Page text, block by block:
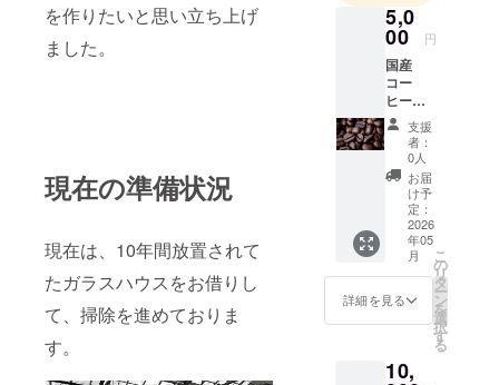
を作りたいと思い立ち上げ
ました。
現在の準備状況
現在は、10年間放置されて
たガラスハウスをお借りし
て、掃除を進めておりま
す。
5,0
00 円
国産
コー
ヒー豆
50gをお
届けし
ます。
「原材
料及び
添加物
等の食
品表示
はお届
け商品
のラベ
ルに表
記され
商品開
支援
者：
0人
お届
け予
定：
2026
年05
月
詳細を見る
こ
の
リ
タ
ー
ン
を
選
択
す
る
10,